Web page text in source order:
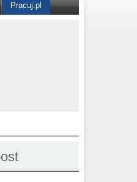
Pracuj.pl